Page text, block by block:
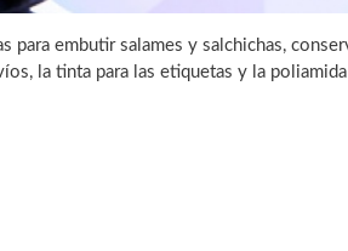
embutir salames y salchichas,
la tinta para las etiquetas y la